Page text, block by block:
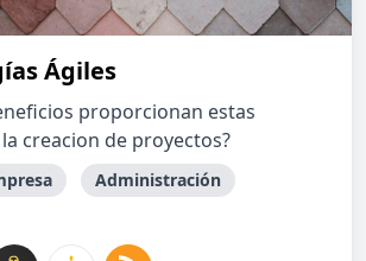
Ágiles
proporcionan estas
creacion de proyectos?
Administración